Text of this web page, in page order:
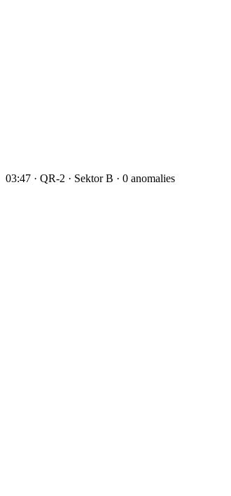
03:47 · QR-2 · Sektor B · 0 anomalies